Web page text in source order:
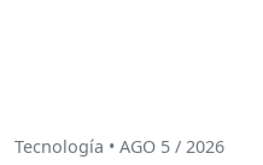
Tecnología • AGO 5 / 2026